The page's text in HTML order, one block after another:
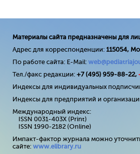
Материалы сайта предназначены для
Адрес для корреспонденции: 115054,
По работе сайта: E-Mail:
Тел./факс редакции: +7 (495) 959-88-22,
Индексы для индивидуальных
Индексы для предприятий и
Международный индекс:
ISSN 0031-403X (Print)
ISSN 1990-2182 (Online)
Импакт-фактор журнала можно
сайте: www.elibrary.ru